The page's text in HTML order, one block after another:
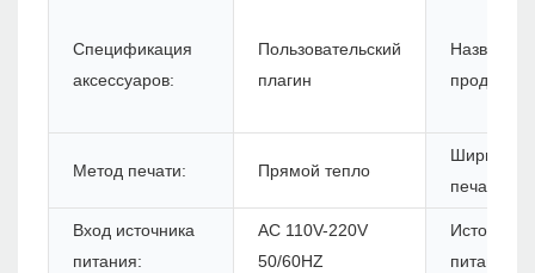
Спецификация
аксессуаров:
Пользовательский
плагин
Название
продукта:
Метод печати: Прямой тепло
Ширина
печати:
Вход источника
питания:
AC 110V-220V
50/60HZ
Источник
питания: